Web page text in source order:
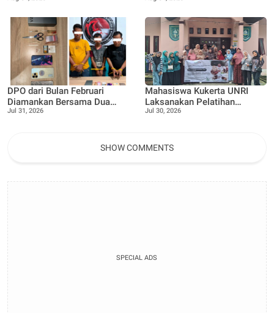
DPO dari Bulan Februari
Diamankan Bersama Dua
Rekan Lainnya Terkait
Jul 31, 2026
Mahasiswa Kukerta UNRI
Laksanakan Pelatihan
Pemanfaatan Minyak
Penggerak PKK Pangkalan
Jul 30, 2026
SHOW COMMENTS
SPECIAL ADS